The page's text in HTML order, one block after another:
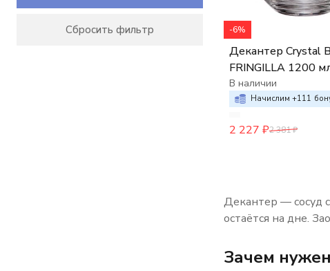
-6%
Декантер Crystal
FRINGILLA 1200
В наличии
Начислим +111
2 227 ₽2 381₽
Декантер — сосуд
остаётся на дне.
Зачем
Сбросить фильтр